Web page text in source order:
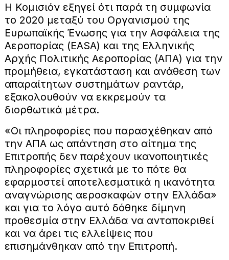
Η Κομισιόν εξηγεί ότι παρά τη συμφωνία
το 2020 μεταξύ του Οργανισμού της
Ευρωπαϊκής Ένωσης για την Ασφάλεια της
Αεροπορίας (EASA) και της Ελληνικής
Αρχής Πολιτικής Αεροπορίας (ΑΠΑ) για την
προμήθεια, εγκατάσταση και ανάθεση των
απαραίτητων συστημάτων ραντάρ,
εξακολουθούν να εκκρεμούν τα
διορθωτικά μέτρα.
«Οι πληροφορίες που παρασχέθηκαν από
την ΑΠΑ ως απάντηση στο αίτημα της
Επιτροπής δεν παρέχουν ικανοποιητικές
πληροφορίες σχετικά με το πότε θα
εφαρμοστεί αποτελεσματικά η ικανότητα
αναγνώρισης αεροσκαφών στην Ελλάδα»
και για το λόγο αυτό δόθηκε δίμηνη
προθεσμία στην Ελλάδα να ανταποκριθεί
και να άρει τις ελλείψεις που
επισημάνθηκαν από την Επιτροπή.